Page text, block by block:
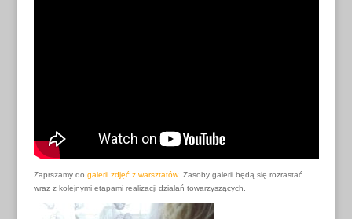
Zaprszamy do galerii zdjęć z warsztatów. Zasoby galerii będą się rozrastać
wraz z kolejnymi etapami realizacji działań towarzyszących.